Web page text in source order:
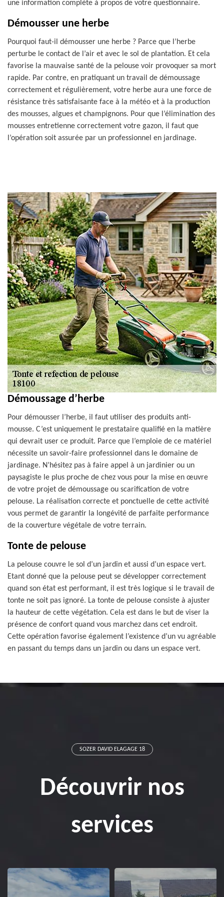
une information complète à propos de votre questionnaire.
Démousser une herbe
Pourquoi faut-il démousser une herbe ? Parce que l’herbe
perturbe le contact de l’air et avec le sol de plantation. Et cela
favorise la mauvaise santé de la pelouse voir provoquer sa mort
rapide. Par contre, en pratiquant un travail de démoussage
correctement et régulièrement, votre herbe aura une force de
résistance très satisfaisante face à la météo et à la production
des mousses, algues et champignons. Pour que l’élimination des
mousses entretienne correctement votre gazon, il faut que
l’opération soit assurée par un professionnel en jardinage.
Démoussage d’herbe
Pour démousser l’herbe, il faut utiliser des produits anti-
mousse. C’est uniquement le prestataire qualifié en la matière
qui devrait user ce produit. Parce que l’emploie de ce matériel
nécessite un savoir-faire professionnel dans le domaine de
jardinage. N’hésitez pas à faire appel à un jardinier ou un
paysagiste le plus proche de chez vous pour la mise en œuvre
de votre projet de démoussage ou scarification de votre
pelouse. La réalisation correcte et ponctuelle de cette activité
vous permet de garantir la longévité de parfaite performance
de la couverture végétale de votre terrain.
Tonte de pelouse
La pelouse couvre le sol d’un jardin et aussi d’un espace vert.
Etant donné que la pelouse peut se développer correctement
quand son état est performant, il est très logique si le travail de
tonte ne soit pas ignoré. La tonte de pelouse consiste à ajuster
la hauteur de cette végétation. Cela est dans le but de viser la
présence de confort quand vous marchez dans cet endroit.
Cette opération favorise également l’existence d’un vu agréable
en passant du temps dans un jardin ou dans un espace vert.
SOZER DAVID ELAGAGE 18
Découvrir nos
services